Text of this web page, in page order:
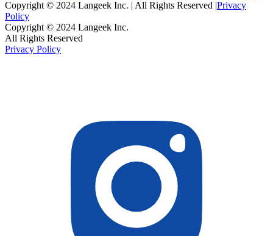
Copyright © 2024 Langeek Inc. | All Rights Reserved |Privacy
Policy
Copyright © 2024 Langeek Inc.
All Rights Reserved
Privacy Policy